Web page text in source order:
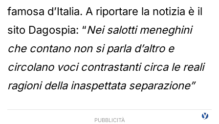
famosa d’Italia. A riportare la notizia è il
sito Dagospia: “Nei salotti meneghini
che contano non si parla d’altro e
circolano voci contrastanti circa le reali
ragioni della inaspettata separazione”